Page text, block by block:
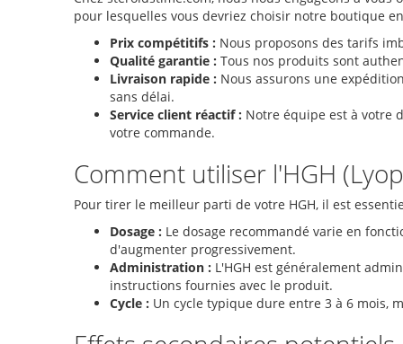
pour lesquelles vous devriez choisir notre boutique
Prix compétitifs : Nous proposons des tarifs
Qualité garantie : Tous nos produits sont
Livraison rapide : Nous assurons une
sans délai.
Service client réactif : Notre équipe est à votre
votre commande.
Comment utiliser l'HGH
Pour tirer le meilleur parti de votre HGH, il est
Dosage : Le dosage recommandé varie en
d'augmenter progressivement.
Administration : L'HGH est généralement
instructions fournies avec le produit.
Cycle : Un cycle typique dure entre 3 à 6 mois,